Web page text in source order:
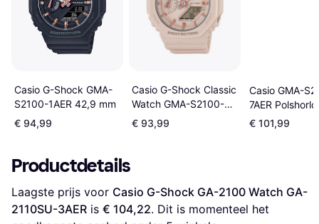
Casio G-Shock GMA-
S2100-1AER 42,9 mm
€ 94,99
Casio G-Shock Classic
Watch GMA-S2100-
4AER
€ 93,99
Casio GMA-
7AER
€ 101,99
Productdetails
Laagste prijs voor Casio G-Shock GA-2100 Watch GA-
2110SU-3AER is € 104,22. Dit is momenteel het